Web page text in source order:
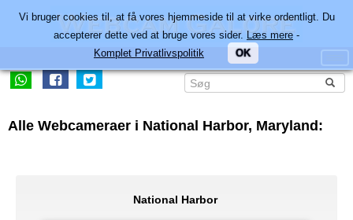
Alle Webcameraer i National Harbor, Maryland:
National Harbor
Vi bruger cookies til, at få vores hjemmeside til at virke ordentligt. Du
accepterer dette ved at bruge vores sider. Læs mere -
Komplet Privatlivspolitik
OK